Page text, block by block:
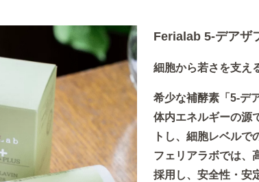
Ferialab 5-デアザ
細胞から若さを支え
希少な補酵素「5-デ
体内エネルギーの源
トし、細胞レベルで
フェリアラボでは、
採用し、安全性・安